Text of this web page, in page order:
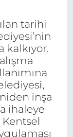
tarihi
kalkıyor.
inşa
ihaleye
Kentsel